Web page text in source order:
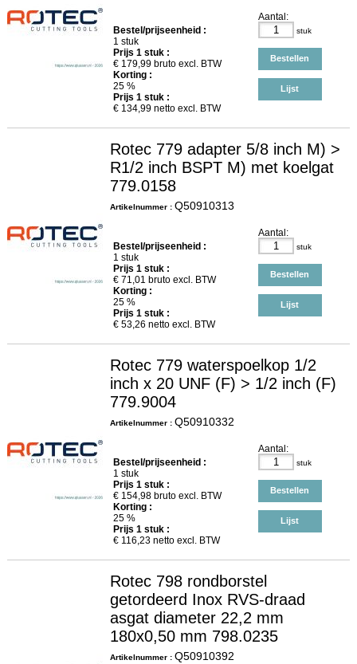
Bestel/prijseenheid :
1 stuk
Prijs 1stuk :
€ 179,99bruto excl. BTW
Korting :
25 %
Prijs 1stuk :
€ 134,99netto excl. BTW
Aantal:
stuk
Bestellen
Lijst
Rotec 779 adapter 5/8 inch M) >
R1/2 inch BSPT M) met koelgat
779.0158
Artikelnummer : Q50910313
Bestel/prijseenheid :
1 stuk
Prijs 1stuk :
€ 71,01 bruto excl. BTW
Korting :
25 %
Prijs 1stuk :
€ 53,26 netto excl. BTW
Aantal:
stuk
Bestellen
Lijst
Rotec 779 waterspoelkop 1/2
inch x 20 UNF (F) > 1/2 inch (F)
779.9004
Artikelnummer : Q50910332
Bestel/prijseenheid :
1 stuk
Prijs 1stuk :
€ 154,98bruto excl. BTW
Korting :
25 %
Prijs 1stuk :
€ 116,23netto excl. BTW
Aantal:
stuk
Bestellen
Lijst
Rotec 798 rondborstel
getordeerd Inox RVS-draad
asgat diameter 22,2 mm
180x0,50 mm 798.0235
Artikelnummer : Q50910392